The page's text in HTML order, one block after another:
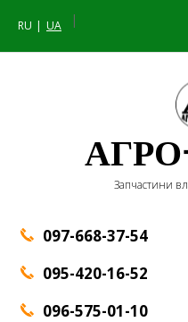
RU UA |
Запчастини
097-668-37-54
095-420-16-52
096-575-01-10